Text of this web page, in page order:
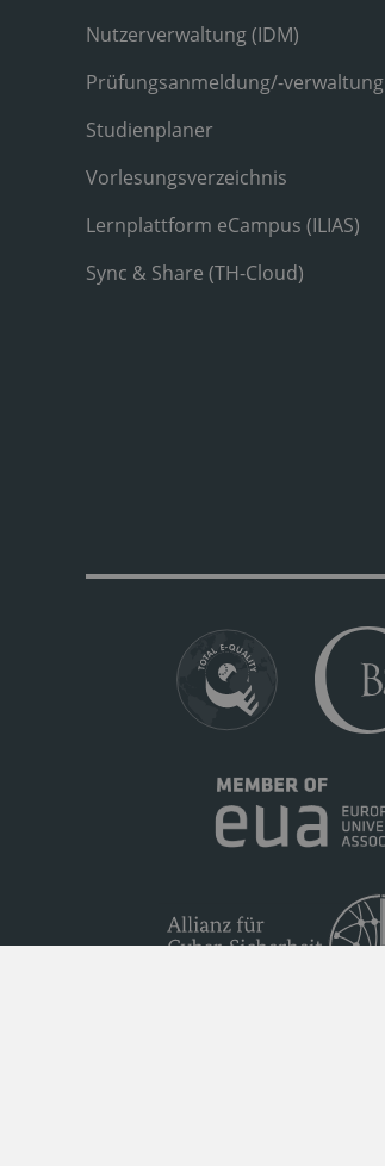
Nutzerverwaltung (IDM)
Prüfungsanmeldung/-verwaltung
Studienplaner
Vorlesungsverzeichnis
Lernplattform eCampus (ILIAS)
Sync & Share (TH-Cloud)